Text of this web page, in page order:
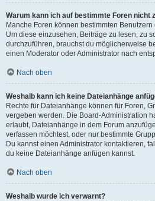
Warum kann ich auf bestimmte Foren nicht
Manche Foren können bestimmten
Um diese einzusehen, Beiträge zu lesen, zu
durchzuführen, brauchst du möglicherweise
einen Moderator oder Administrator nach
Nach oben
Weshalb kann ich keine Dateianhänge
Rechte für Dateianhänge können für Foren,
vergeben werden. Die Board-Administration
erlaubt, Dateianhänge in dem Forum
verfassen möchtest, oder nur bestimmte
Du kannst einen Administrator kontaktieren,
du keine Dateianhänge anfügen kannst.
Nach oben
Weshalb wurde ich verwarnt?